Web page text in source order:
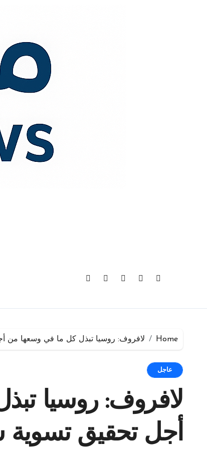
Home لافروف: روسيا تبذل كل ما في وسعها من
عاجل
لافروف: روسيا
أجل تحقيق